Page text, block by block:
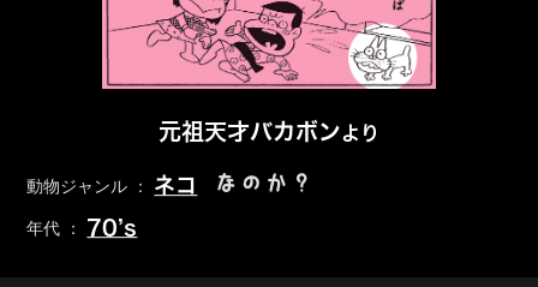
元祖天才バカボンより
動物ジャンル ： ネコ なのか？
年代 ： 70’s